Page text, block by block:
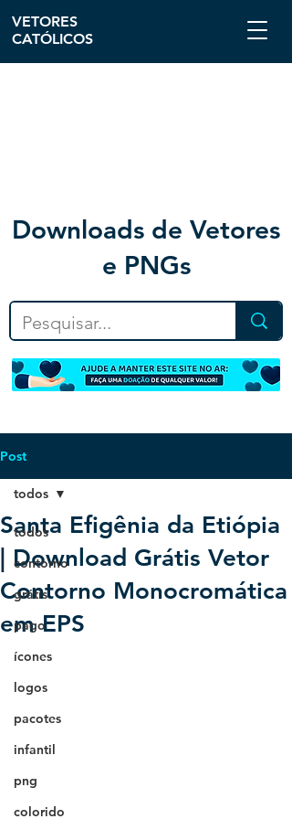
Downloads de Vetores
e PNGs
VETORES
CATÓLICOS
Post
todos
contorno
grátis
pago
ícones
logos
pacotes
infantil
png
colorido
todos
Santa Efigênia da Etiópia
| Download Grátis Vetor
Contorno Monocromática
em EPS